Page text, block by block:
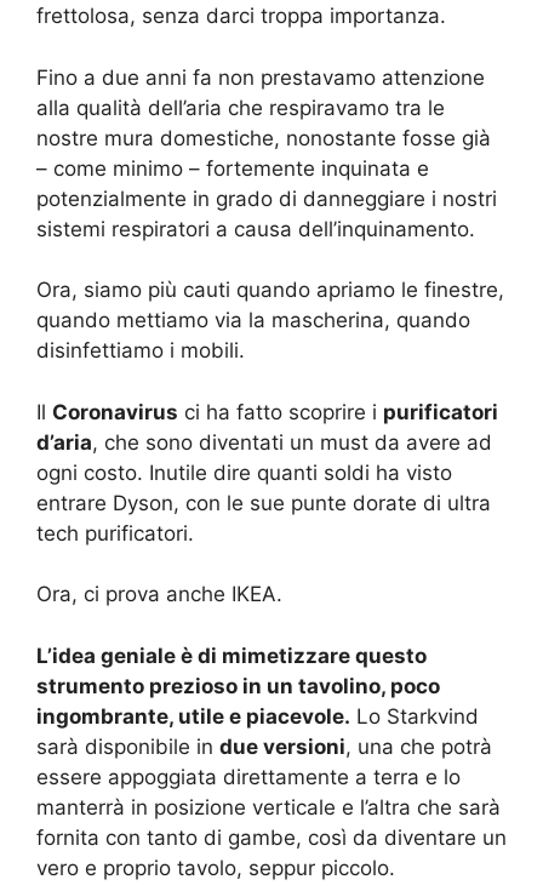
frettolosa, senza darci troppa importanza.
Fino a due anni fa non prestavamo attenzione
alla qualità dell’aria che respiravamo tra le
nostre mura domestiche, nonostante fosse già
– come minimo – fortemente inquinata e
potenzialmente in grado di danneggiare i nostri
sistemi respiratori a causa dell’inquinamento.
Ora, siamo più cauti quando apriamo le finestre,
quando mettiamo via la mascherina, quando
disinfettiamo i mobili.
Il Coronavirus ci ha fatto scoprire i purificatori
d’aria, che sono diventati un must da avere ad
ogni costo. Inutile dire quanti soldi ha visto
entrare Dyson, con le sue punte dorate di ultra
tech purificatori.
Ora, ci prova anche IKEA.
L’idea geniale è di mimetizzare questo
strumento prezioso in un tavolino, poco
ingombrante, utile e piacevole. Lo Starkvind
sarà disponibile in due versioni, una che potrà
essere appoggiata direttamente a terra e lo
manterrà in posizione verticale e l’altra che sarà
fornita con tanto di gambe, così da diventare un
vero e proprio tavolo, seppur piccolo.